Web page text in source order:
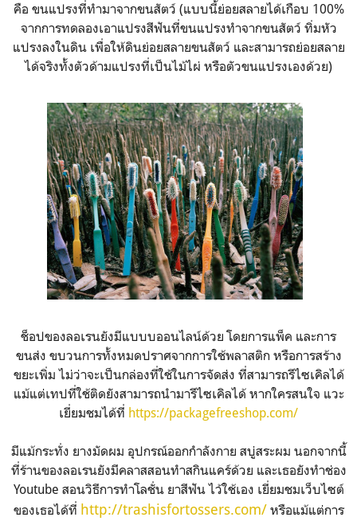
คือ ขนแปรงที่ทำมาจากขนสัตว์ (แบบนี้ย่อยสลายได้เกือบ 100%
จากการทดลองเอาแปรงสีฟันที่ขนแปรงทำจากขนสัตว์ ทิ่มหัว
แปรงลงในดิน เพื่อให้ดินย่อยสลายขนสัตว์ และสามารถย่อยสลาย
ได้จริงทั้งตัวด้ามแปรงที่เป็นไม้ไผ่ หรือตัวขนแปรงเองด้วย)
ช็อปของลอเรนยังมีแบบบออนไลน์ด้วย โดยการแพ็ค และการ
ขนส่ง ขบวนการทั้งหมดปราศจากการใช้พลาสติก หรือการสร้าง
ขยะเพิ่ม ไม่ว่าจะเป็นกล่องที่ใช้ในการจัดส่ง ที่สามารถรีไซเคิลได้
แม้แต่เทปที่ใช้ติดยังสามารถนำมารีไซเคิลได้ หากใครสนใจ แวะ
เยี่ยมชมได้ที่ https://packagefreeshop.com/
มีแม้กระทั่ง ยางมัดผม อุปกรณ์ออกกำลังกาย สบู่สระผม นอกจากนี้
ที่ร้านของลอเรนยังมีคลาสสอนทำสกินแคร์ด้วย และเธอยังทำช่อง
Youtube สอนวิธีการทำโลชั่น ยาสีฟัน ไว้ใช้เอง เยี่ยมชมเว็บไซต์
ของเธอได้ที่ http://trashisfortossers.com/หรือแม้แต่การ